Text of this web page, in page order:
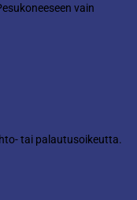
vain
tai palautusoikeutta.